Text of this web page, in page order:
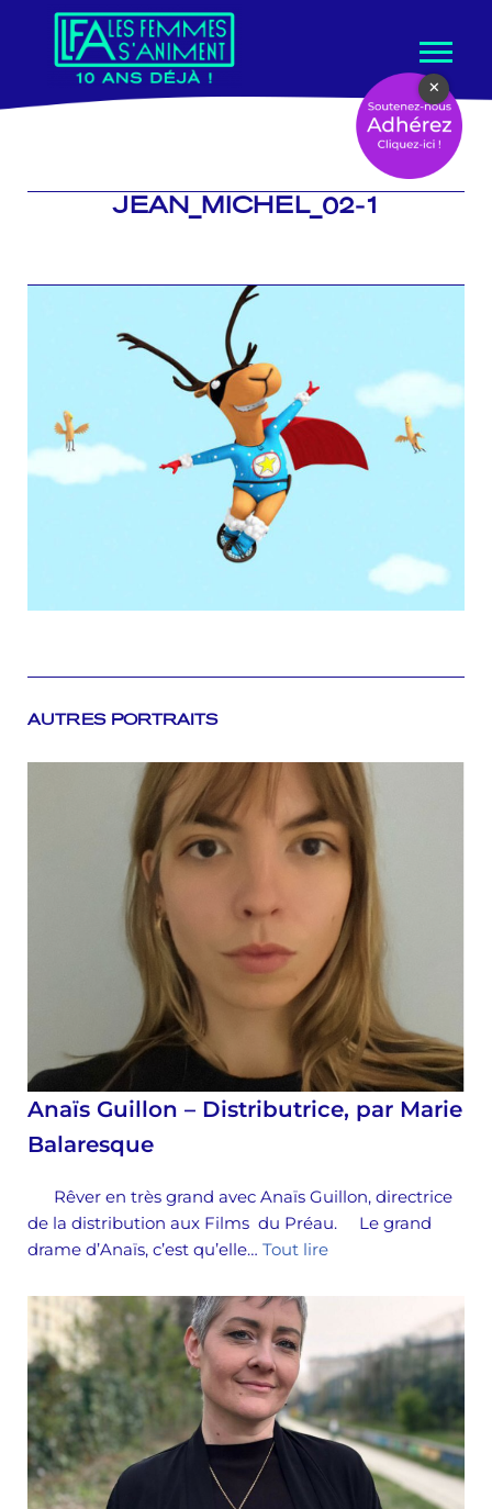
contenu
JEAN_MICHEL_02-1
AUTRES PORTRAITS
Anaïs Guillon – Distributrice, par Marie
Balaresque
Rêver en très grand avec Anaïs Guillon, directrice
de la distribution aux Films du Préau. Le grand
drame d’Anaïs, c’est qu’elle… Tout lire
×